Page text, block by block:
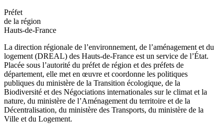
Préfet
de la région
Hauts-de-France
La direction régionale de l’environnement, de l’aménagement et du
logement (DREAL) des Hauts-de-France est un service de l’État.
Placée sous l’autorité du préfet de région et des préfets de
département, elle met en œuvre et coordonne les politiques
publiques du ministère de la Transition écologique, de la
Biodiversité et des Négociations internationales sur le climat et la
nature, du ministère de l’Aménagement du territoire et de la
Décentralisation, du ministère des Transports, du ministère de la
Ville et du Logement.